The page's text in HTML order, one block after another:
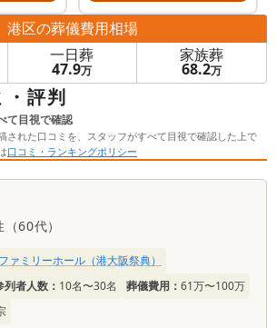
港区の葬儀費用相場
一日葬
47.9万
家族葬
68.2万
評判
て目視で確認
された口コミを、スタッフがすべて目視で確認した上で
口コミ・ランキングポリシー
（60代）
ァミリーホール（港大阪祭典）
列者人数： 10名〜30名 葬儀費用： 61万〜100万